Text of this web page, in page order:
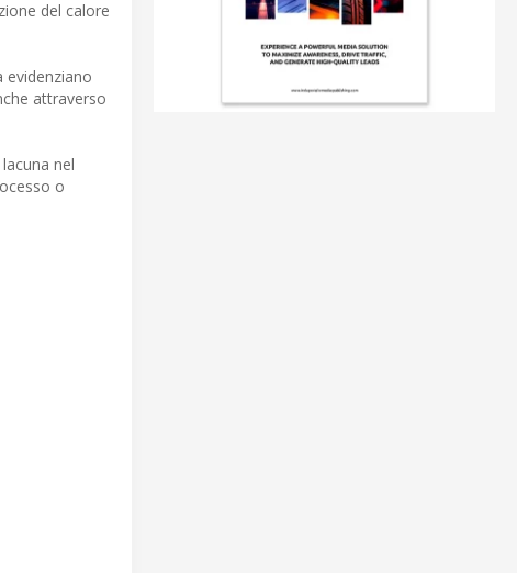
del calore
evidenziano
attraverso
nel
o